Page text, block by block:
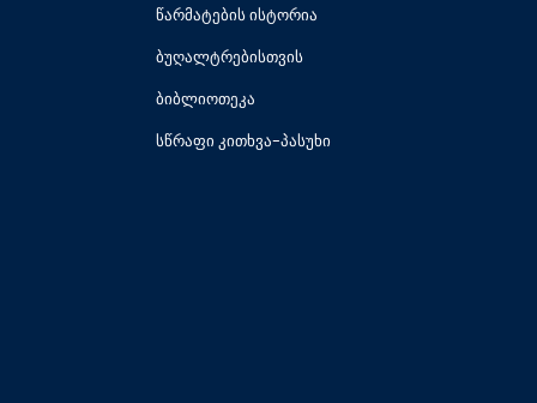
წარმატების ისტორია
ბუღალტრებისთვის
ბიბლიოთეკა
სწრაფი კითხვა-პასუხი